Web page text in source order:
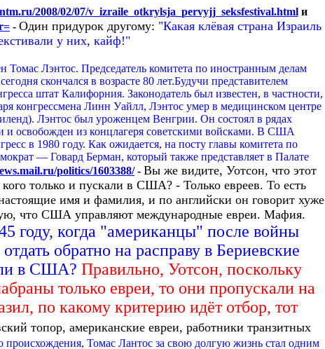
2008/02/07/v_izraile_otkrylsja_pervyjj_seksfestival.htmlи
- Один придурок другому: "Какая клёвая страна Израиль
у них, кайф!"
Лэнтос. Председатель комитета по иностранным делам
скончался в возрасте 80 лет.Будучи представителем
штат Калифорния. Законодатель был известен, в частности,
конгрессмена Линн Уайлл, Лэнтос умер в медицинском центре
Лэнтос был уроженцем Венгрии. Он состоял в рядах
и освобожден из концлагеря советскими войсками. В США
в 1980 году. Как ожидается, на посту главы комитета по
— Говард Берман, который также представляет в Палате
politics/1603388/- Вы же видите, Уотсон, что этот
кого только и пускали в США? - Только евреев. То есть
имя и фамилия, и по английски он говорит хуже
что США управляют международные евреи. Мафия.
году, когда "американцы" после войны
обратно на расправу в Бериевские
в США? Правильно, Уотсон, поскольку
только евреи, то они пропускали на
по какому критерию идёт отбор, тот
топор, американские евреи, работники транзитных
происхождения, Томас Лантос за свою долгую жизнь стал одним